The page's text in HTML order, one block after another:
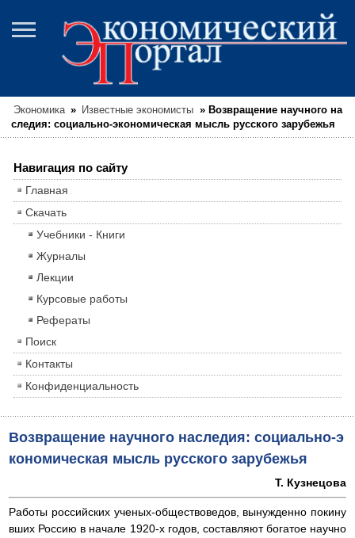
Экономика » Известные экономисты » Возвращение научного на
следия: социально-экономическая мысль русского зарубежья
Навигация по сайту
Главная
Скачать
Учебники - Книги
Журналы
Лекции
Курсовые работы
Рефераты
Поиск
Контакты
Конфиденциальность
Возвращение научного наследия: социально-э
кономическая мысль русского зарубежья
Т. Кузнецова
Работы российских ученых-обществоведов, вынужденно покину
вших Россию в начале 1920-х годов, составляют богатое научно